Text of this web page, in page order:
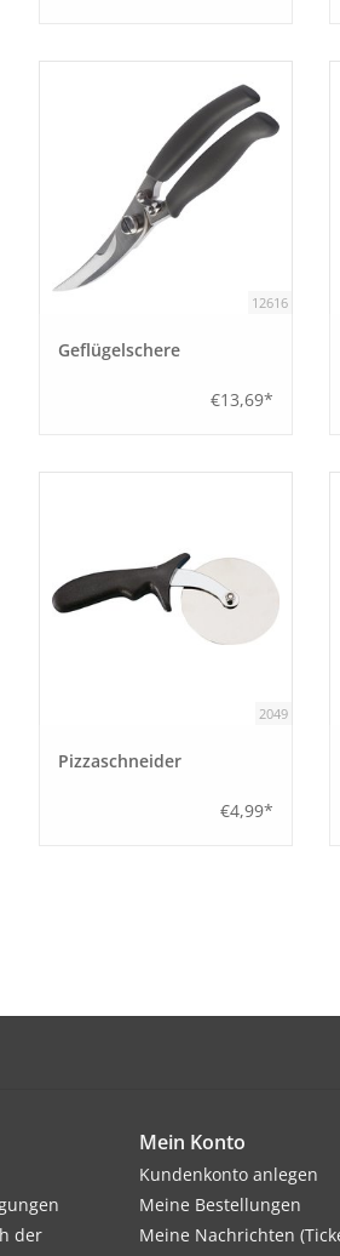
12616
Geflügelschere
€13,69*
2049
Pizzaschneider
€4,99*
der
Mein Konto
Kundenkonto anlegen
Meine Bestellungen
Meine Nachrichten